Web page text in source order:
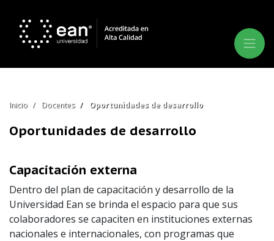
Inicio Docentes Oportunidades de desarrollo
Oportunidades de desarrollo
Capacitación externa
Dentro del plan de capacitación y desarrollo de la
Universidad Ean se brinda el espacio para que sus
colaboradores se capaciten en instituciones externas
nacionales e internacionales, con programas que